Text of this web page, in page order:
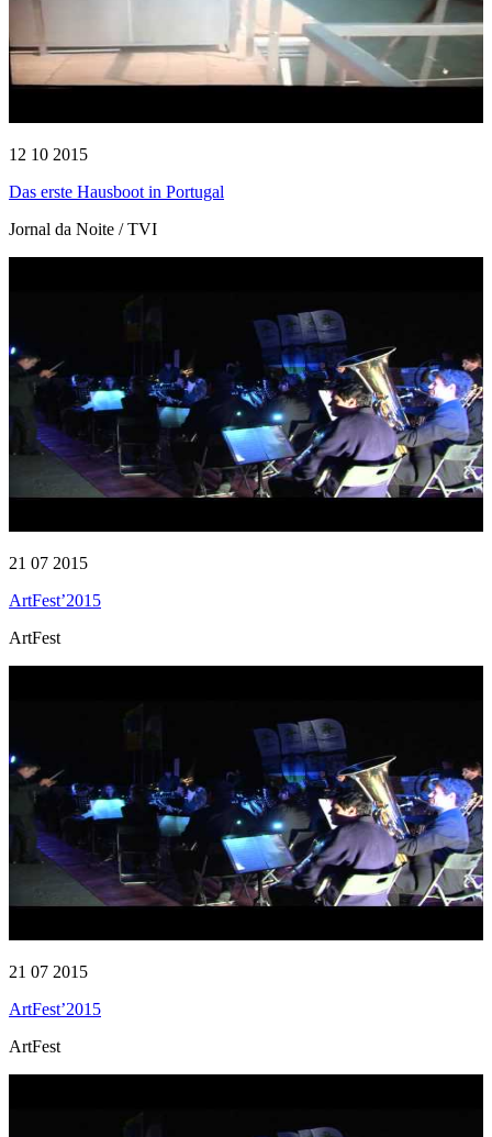
12 10 2015
Das erste Hausboot in Portugal
Jornal da Noite / TVI
21 07 2015
ArtFest’2015
ArtFest
21 07 2015
ArtFest’2015
ArtFest